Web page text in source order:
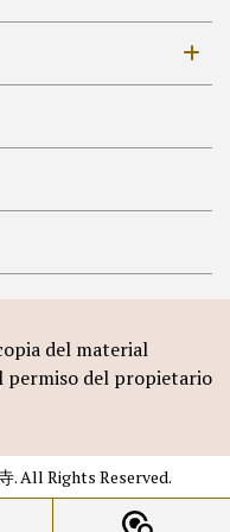
del material
permiso del propietario
. All Rights Reserved.